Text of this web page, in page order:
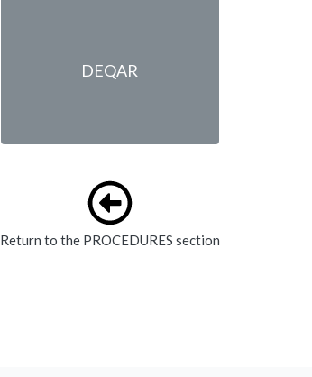
DEQAR
Return to the PROCEDURES section